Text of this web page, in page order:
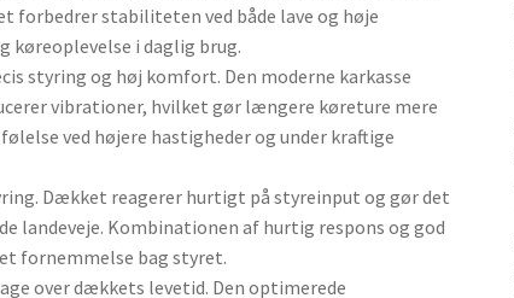
stabiliteten ved både lave og høje
køreoplevelse i daglig brug.
styring og høj komfort. Den moderne karkasse
vibrationer, hvilket gør længere køreture mere
ved højere hastigheder og under kraftige
Dækket reagerer hurtigt på styreinput og gør det
landeveje. Kombinationen af hurtig respons og god
fornemmelse bag styret.
over dækkets levetid. Den optimerede